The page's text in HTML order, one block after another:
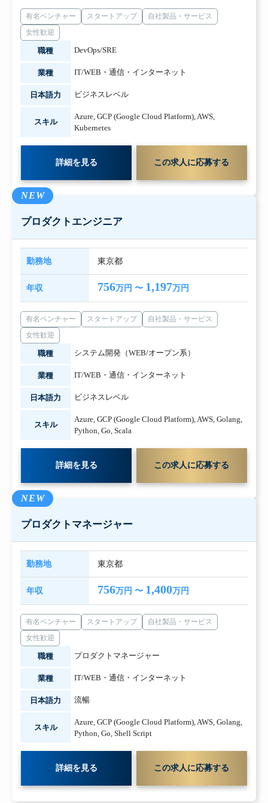
有名ベンチャー スタートアップ
自社製品・サービス
女性歓迎
職種 DevOps/SRE
業種 IT/WEB・通信・インターネット
日本語力 ビジネスレベル
スキル
Azure, GCP (Google Cloud Platform),AWS,
Kubernetes
詳細を見る この求人に応募する
NEW
プロダクトエンジニア
勤務地 東京都
年収 756万円 〜 1,197万円
有名ベンチャー スタートアップ
自社製品・サービス
女性歓迎
職種 システム開発（WEB/オープン系）
業種 IT/WEB・通信・インターネット
日本語力 ビジネスレベル
スキル
Azure, GCP (Google Cloud Platform),AWS, Golang,
Python, Go, Scala
詳細を見る この求人に応募する
NEW
プロダクトマネージャー
勤務地 東京都
年収 756万円 〜 1,400万円
有名ベンチャー スタートアップ
自社製品・サービス
女性歓迎
職種 プロダクトマネージャー
業種 IT/WEB・通信・インターネット
日本語力 流暢
スキル
Azure, GCP (Google Cloud Platform),AWS, Golang,
Python, Go, Shell Script
詳細を見る この求人に応募する